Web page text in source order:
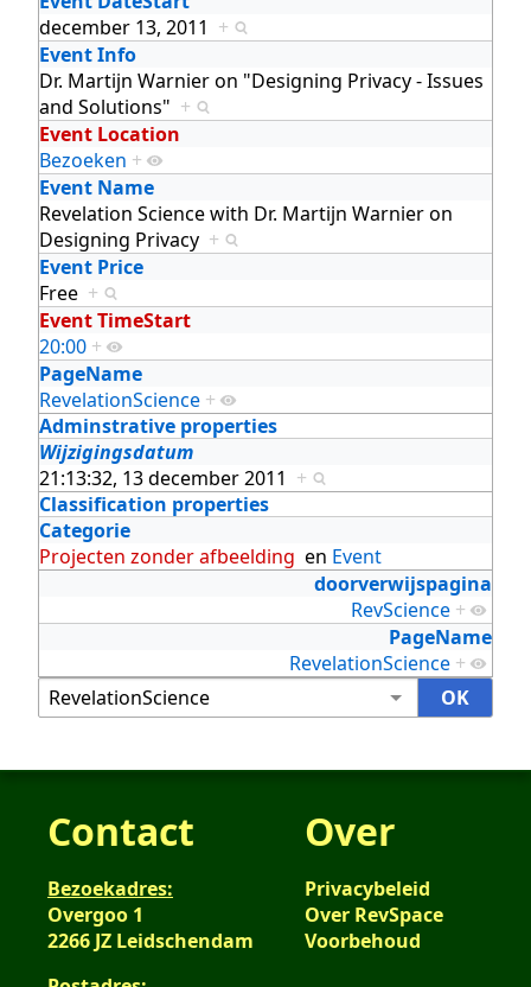
december 13, 2011 +
Event Info
Dr. Martijn Warnier on "Designing Privacy - Issues
and Solutions" +
Event Location
Bezoeken +
Event Name
Revelation Science with Dr. Martijn Warnier on
Designing Privacy +
Event Price
Free +
Event TimeStart
20:00 +
PageName
RevelationScience +
Adminstrative properties
Wijzigingsdatum
21:13:32, 13 december 2011 +
Classification properties
Categorie
Projecten zonder afbeelding en Event
doorverwijspagina
RevScience +
PageName
RevelationScience +
Contact
Bezoekadres:
Overgoo 1
2266 JZ Leidschendam
Over
Privacybeleid
Over RevSpace
Voorbehoud